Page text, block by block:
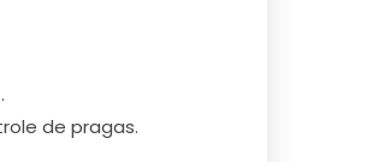
de pragas.